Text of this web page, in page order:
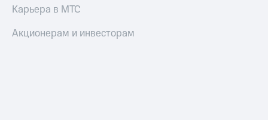
Карьера в МТС
Акционерам и инвесторам